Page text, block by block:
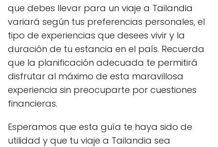
que debes llevar para un viaje a Tailandia
variará según tus preferencias personales, el
tipo de experiencias que desees vivir y la
duración de tu estancia en el país. Recuerda
que la planificación adecuada te permitirá
disfrutar al máximo de esta maravillosa
experiencia sin preocuparte por cuestiones
financieras.
Esperamos que esta guía te haya sido de
utilidad y que tu viaje a Tailandia sea